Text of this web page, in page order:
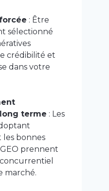
: Être
sélectionné
crédibilité et
dans votre
terme : Les
bonnes
prennent
marché.